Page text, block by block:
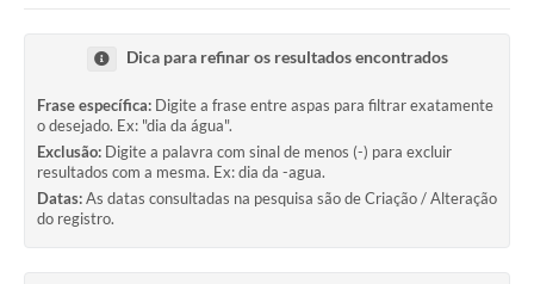
Dica para refinar os resultados encontrados
Frase específica: Digite a frase entre aspas para filtrar exatamente
o desejado. Ex: "dia da água".
Exclusão: Digite a palavra com sinal de menos (-) para excluir
resultados com a mesma. Ex: dia da -agua.
Datas:As datas consultadas na pesquisa são de Criação / Alteração
do registro.